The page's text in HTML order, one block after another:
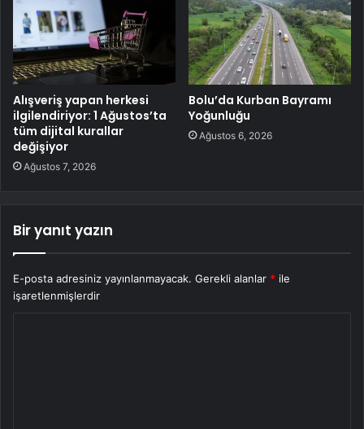
Alışveriş yapan herkesi
ilgilendiriyor: 1 Ağustos’ta
tüm dijital kurallar
değişiyor
Ağustos 7, 2026
Bolu’da Kurban Bayramı
Yoğunluğu
Ağustos 6, 2026
Bir yanıt yazın
E-posta adresiniz yayınlanmayacak. Gerekli alanlar * ile
işaretlenmişlerdir